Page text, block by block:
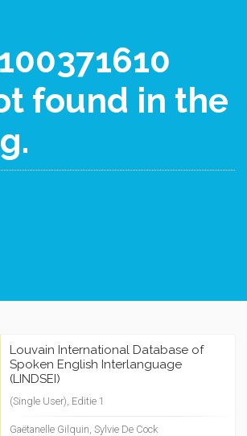
found in the
Louvain International Database of
Spoken English Interlanguage
(LINDSEI)
(Single User), Editie 1
Gaëtanelle Gilquin, Sylvie De Cock